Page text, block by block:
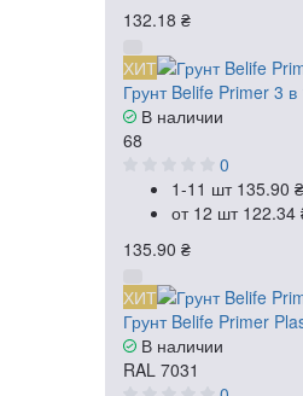
132.18 ₴
ХИТ
Грунт Belife Primer 3
В наличии
68
0
1-11 шт 135.90 ₴
от 12 шт 122.34
135.90 ₴
ХИТ
Грунт Belife Primer
В наличии
RAL 7031